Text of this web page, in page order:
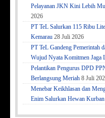
Pelayanan JKN Kini Lebih
2026
PT TeL Salurkan 115 Ribu
Kemarau 28 Juli 2026
PT TeL Gandeng Pemerintah
Wujud Nyata Komitmen Jaga
Pelantikan Pengurus DPD
Berlangsung Meriah 8 Juli
Menebar Keikhlasan dan
Enim Salurkan Hewan